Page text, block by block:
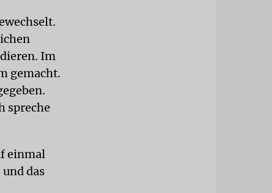
Im
gemacht.
spreche
einmal
das